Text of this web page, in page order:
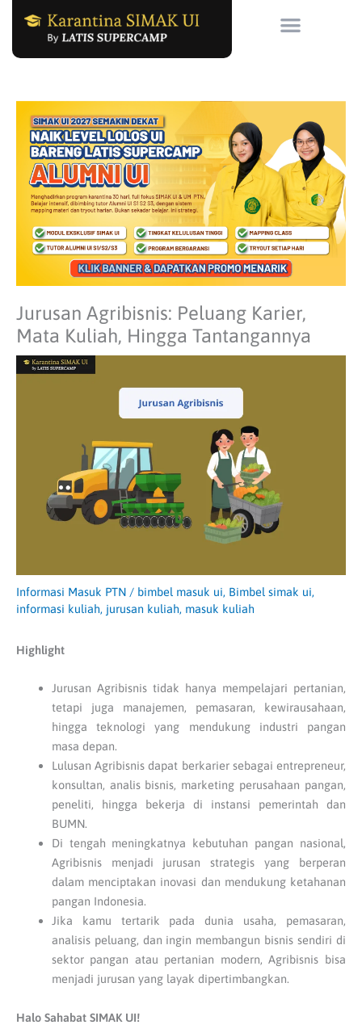
Jurusan Agribisnis: Peluang Karier,
Mata Kuliah, Hingga Tantangannya
Informasi Masuk PTN / bimbel masuk ui, Bimbel simak ui,
informasi kuliah, jurusan kuliah, masuk kuliah
Highlight
Jurusan Agribisnis tidak hanya mempelajari pertanian,
tetapi juga manajemen, pemasaran, kewirausahaan,
hingga teknologi yang mendukung industri pangan
masa depan.
Lulusan Agribisnis dapat berkarier sebagai entrepreneur,
konsultan, analis bisnis, marketing perusahaan pangan,
peneliti, hingga bekerja di instansi pemerintah dan
BUMN.
Di tengah meningkatnya kebutuhan pangan nasional,
Agribisnis menjadi jurusan strategis yang berperan
dalam menciptakan inovasi dan mendukung ketahanan
pangan Indonesia.
Jika kamu tertarik pada dunia usaha, pemasaran,
analisis peluang, dan ingin membangun bisnis sendiri di
sektor pangan atau pertanian modern, Agribisnis bisa
menjadi jurusan yang layak dipertimbangkan.
Halo Sahabat SIMAK UI!